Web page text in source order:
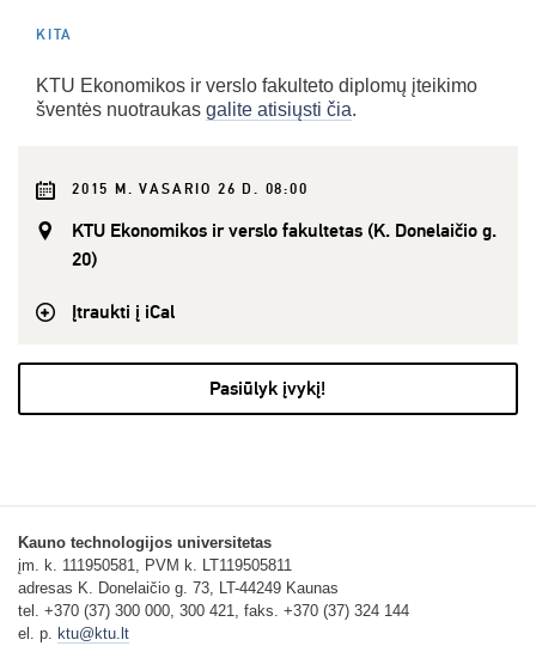
KITA
KTU Ekonomikos ir verslo fakulteto diplomų įteikimo
šventės nuotraukas galite atisiųsti čia.
2015 M. VASARIO 26 D. 08:00
KTU Ekonomikos ir verslo fakultetas (K. Donelaičio g.
20)
Įtraukti į iCal
Pasiūlyk įvykį!
Kauno technologijos universitetas
įm. k. 111950581, PVM k. LT119505811
adresas K. Donelaičio g. 73, LT-44249 Kaunas
tel. +370 (37) 300 000, 300 421, faks. +370 (37) 324 144
el. p. ktu@ktu.lt